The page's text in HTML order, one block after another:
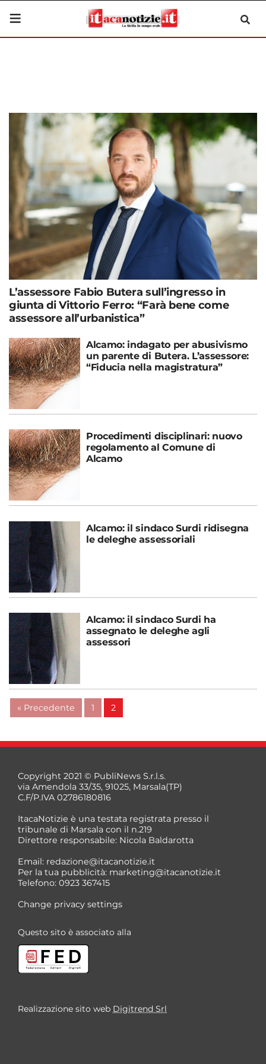
L’assessore Fabio Butera sull’ingresso in
giunta di Vittorio Ferro: “Farà bene come
assessore all’urbanistica”
Alcamo: indagato per abusivismo
un parente di Butera. L’assessore:
“Fiducia nella magistratura”
Procedimenti disciplinari: nuovo
regolamento al Comune di
Alcamo
Alcamo: il sindaco Surdi ridisegna
le deleghe assessoriali
Alcamo: il sindaco Surdi ha
assegnato le deleghe agli
assessori
« Precedente 1 2
Copyright 2021 © PubliNews S.r.l.s.
via Amendola 33/35, 91025, Marsala(TP)
C.F/P.IVA 02786180816
ItacaNotizie è una testata registrata presso il
tribunale di Marsala con il n.219
Direttore responsabile: Nicola Baldarotta
Email: redazione@itacanotizie.it
Per la tua pubblicità: marketing@itacanotizie.it
Telefono: 0923 367415
Change privacy settings
Questo sito è associato alla
Realizzazione sito web Digitrend Srl